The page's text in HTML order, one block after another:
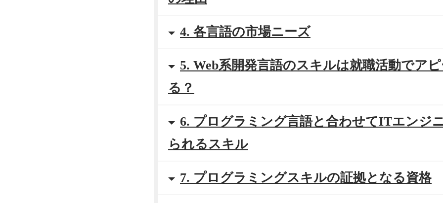
4. 各言語の市場ニーズ
5. Web系開発言語のスキルは就職活動でア
る？
6. プログラミング言語と合わせてITエンジ
られるスキル
7. プログラミングスキルの証拠となる資格